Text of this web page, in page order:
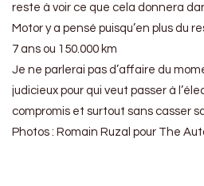
reste à voir ce que cela donnera
Motor y a pensé puisqu’en plus du
7 ans ou 150.000 km
Je ne parlerai pas d’affaire du
judicieux pour qui veut passer à
compromis et surtout sans casser
Photos : Romain Ruzal pour The